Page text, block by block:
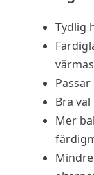
Tydlig
värmas
Bra
Mer